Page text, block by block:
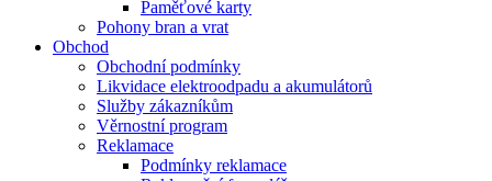
Paměťové karty
Pohony bran a vrat
Obchod
Obchodní podmínky
Likvidace elektroodpadu a akumulátorů
Služby zákazníkům
Věrnostní program
Reklamace
Podmínky reklamace